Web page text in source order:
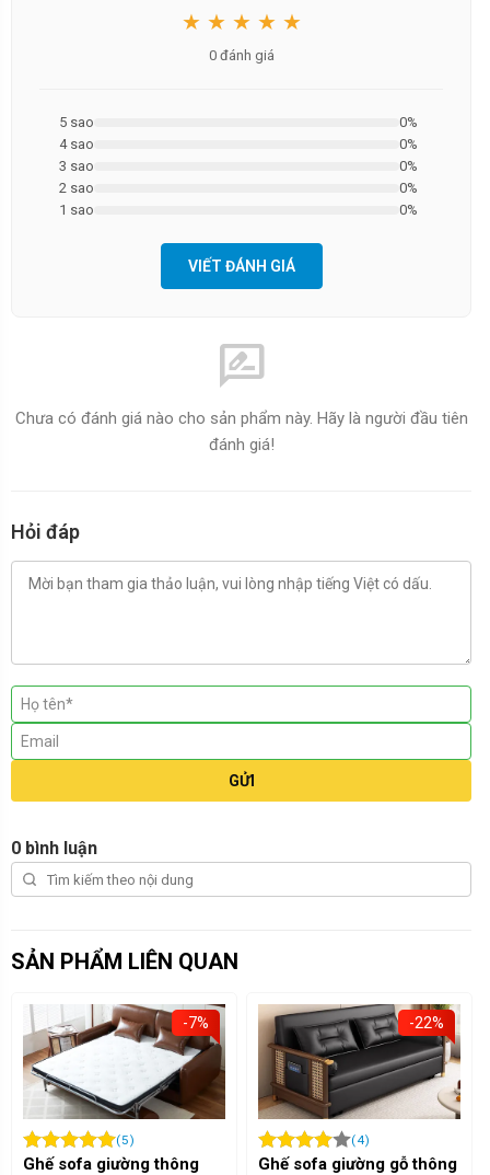
★ ★ ★ ★ ★
0 đánh giá
5 sao
0%
4 sao
0%
3 sao
0%
2 sao
0%
1 sao
0%
VIẾT ĐÁNH GIÁ
rate_review
Chưa có đánh giá nào cho sản phẩm này. Hãy là người đầu tiên
đánh giá!
Hỏi đáp
GỬI
0 bình luận
SẢN PHẨM LIÊN QUAN
-22%
Ghế sofa giường gỗ thông
Ghế sofa giường kéo